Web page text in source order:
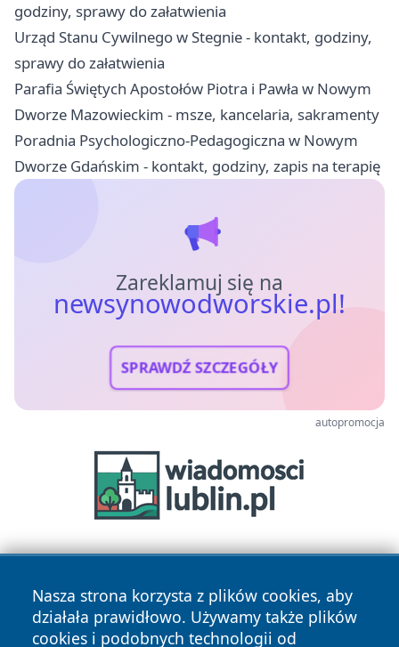
godziny, sprawy do załatwienia
Urząd Stanu Cywilnego w Stegnie - kontakt, godziny,
sprawy do załatwienia
Parafia Świętych Apostołów Piotra i Pawła w Nowym
Dworze Mazowieckim - msze, kancelaria, sakramenty
Poradnia Psychologiczno-Pedagogiczna w Nowym
Dworze Gdańskim - kontakt, godziny, zapis na terapię
Zareklamuj się na
newsynowodworskie.pl!
SPRAWDŹ SZCZEGÓŁY
autopromocja
Nasza strona korzysta z plików cookies, aby
działała prawidłowo. Używamy także plików
cookies i podobnych technologii od